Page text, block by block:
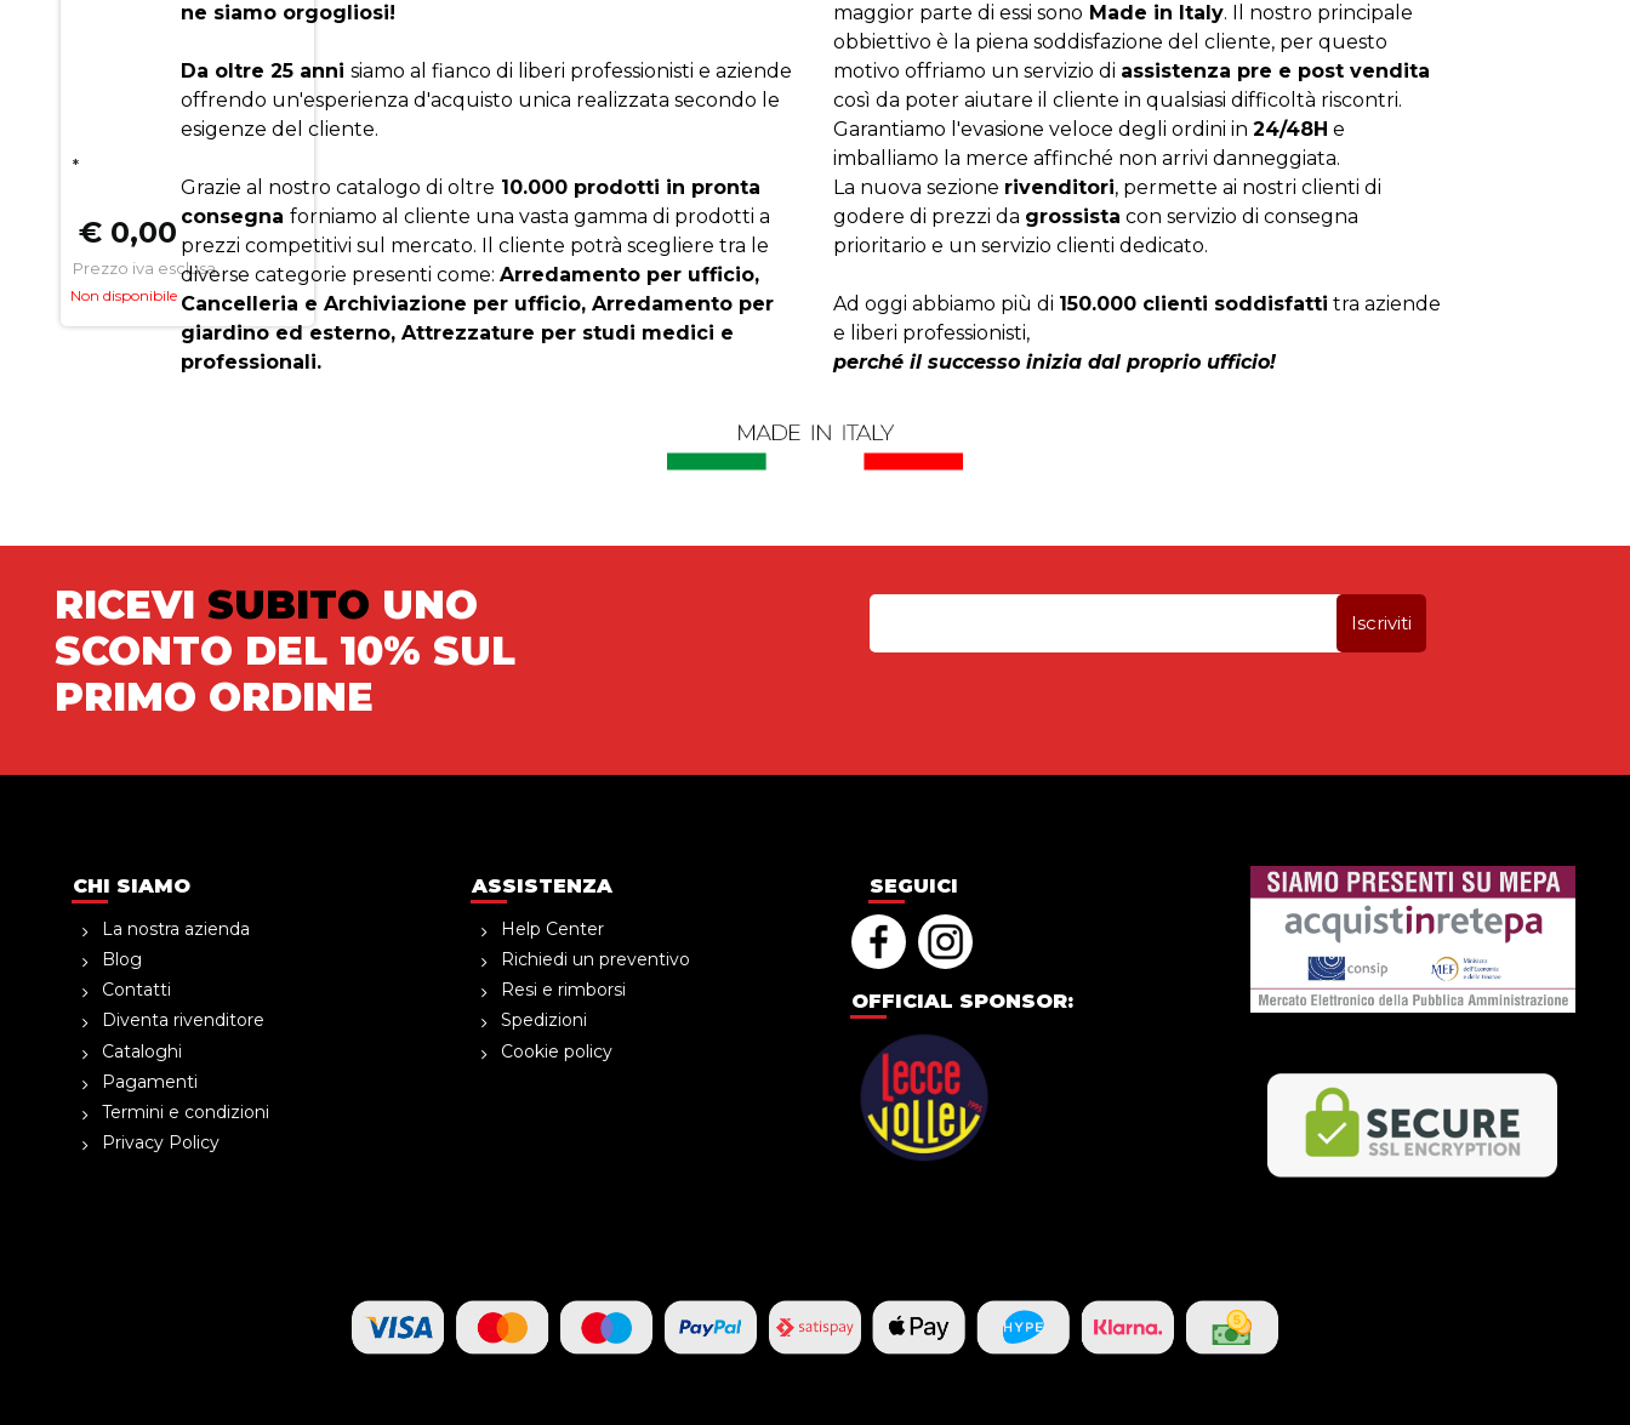
*
€ 0,00
Prezzo iva esclusa
Non disponibile
ne siamo orgogliosi!
Da oltre 25 annisiamo al fianco di liberi professionisti e aziende
offrendo un'esperienza d'acquisto unica realizzata secondo le
esigenze del cliente.
Grazie al nostro catalogo di oltre 10.000 prodotti in pronta
consegnaforniamo al cliente una vasta gamma di prodotti a
prezzi competitivi sul mercato. Il cliente potrà scegliere tra le
diverse categorie presenti come:Arredamento per ufficio,
Cancelleria e Archiviazione per ufficio, Arredamento per
giardino ed esterno, Attrezzature per studi medici e
professionali.
maggior parte di essi sono Made in Italy. Il nostro principale
obbiettivo è la piena soddisfazione del cliente, per questo
motivo offriamo un servizio di assistenza pre e post vendita
così da poter aiutare il cliente in qualsiasi difficoltà riscontri.
Garantiamo l'evasione veloce degli ordini in 24/48H e
imballiamo la merce affinché non arrivi danneggiata.
La nuova sezione rivenditori, permette ai nostri clienti di
godere di prezzi da grossista con servizio di consegna
prioritario e un servizio clienti dedicato.
Ad oggi abbiamo più di 150.000 clienti soddisfatti tra aziende
e liberi professionisti,
perché il successo inizia dal proprio ufficio!
RICEVI SUBITO UNO
SCONTO DEL 10% SUL
PRIMO ORDINE
CHI SIAMO
La nostra azienda
Blog
Contatti
Diventa rivenditore
Cataloghi
Pagamenti
Termini e condizioni
Privacy Policy
ASSISTENZA
Help Center
Richiedi un preventivo
Resi e rimborsi
Spedizioni
Cookie policy
SEGUICI
OFFICIAL SPONSOR: